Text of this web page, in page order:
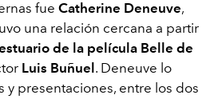
fue Catherine Deneuve,
una relación cercana a partir
de la película Belle de
Luis Buñuel . Deneuve lo
y presentaciones, entre los dos